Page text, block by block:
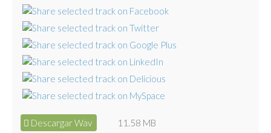
Descargar Wav 11.58 MB